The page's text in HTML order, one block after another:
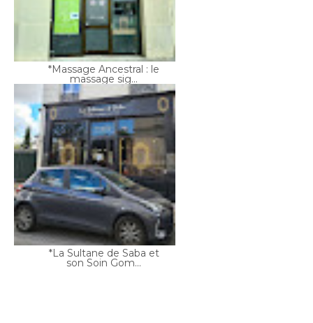
*Massage Ancestral : le
massage sig...
*La Sultane de Saba et
son Soin Gom...